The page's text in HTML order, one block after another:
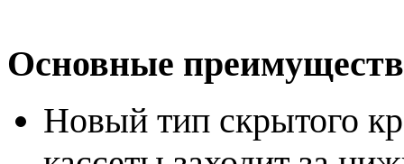
Основные
Новый тип скрытого